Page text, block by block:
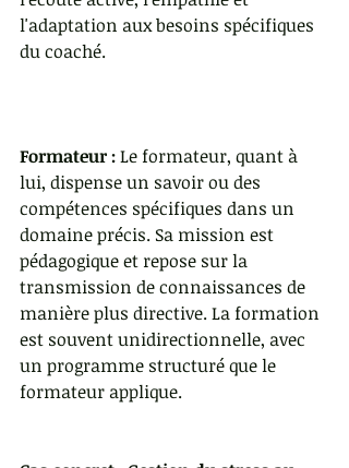
l'adaptation aux besoins spécifiques
du coaché.
Formateur : Le formateur, quant à
lui, dispense un savoir ou des
compétences spécifiques dans un
domaine précis. Sa mission est
pédagogique et repose sur la
transmission de connaissances de
manière plus directive. La formation
est souvent unidirectionnelle, avec
un programme structuré que le
formateur applique.